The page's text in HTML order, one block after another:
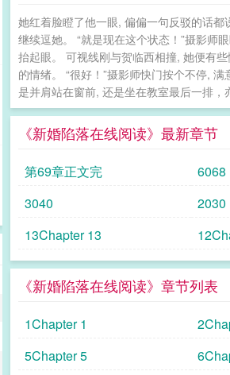
婚姻只是各取
时期的照片。
醒】1.双洁he
男主视角暗恋
——成绩好、性
学后，开始假
围了一堆朋友
皱了皱眉：“
他的女友。
在侵略性强
免责声明，让
好，刚正不阿
她恶劣抵在了
你了。”李乐
她红着脸瞪了他一眼, 偏偏一句反驳的话
继续逗她。 “就是现在这个状态！”摄影师
抬起眼。 可视线刚与贺临西相撞, 她便有
的情绪。 “很好！”摄影师快门按个不停,
是并肩站在窗前, 还是坐在教室最后一排，
《新婚陷落在线阅读》最新章节
第69章正文完 6068
3040
2030
13Chapter 13
《新婚陷落在线阅读》章节列表
1Chapter 1
5Chapter 5